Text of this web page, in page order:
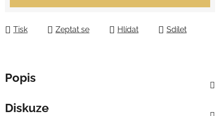
Tisk Zeptat se Hlídat Sdílet
Popis
Diskuze